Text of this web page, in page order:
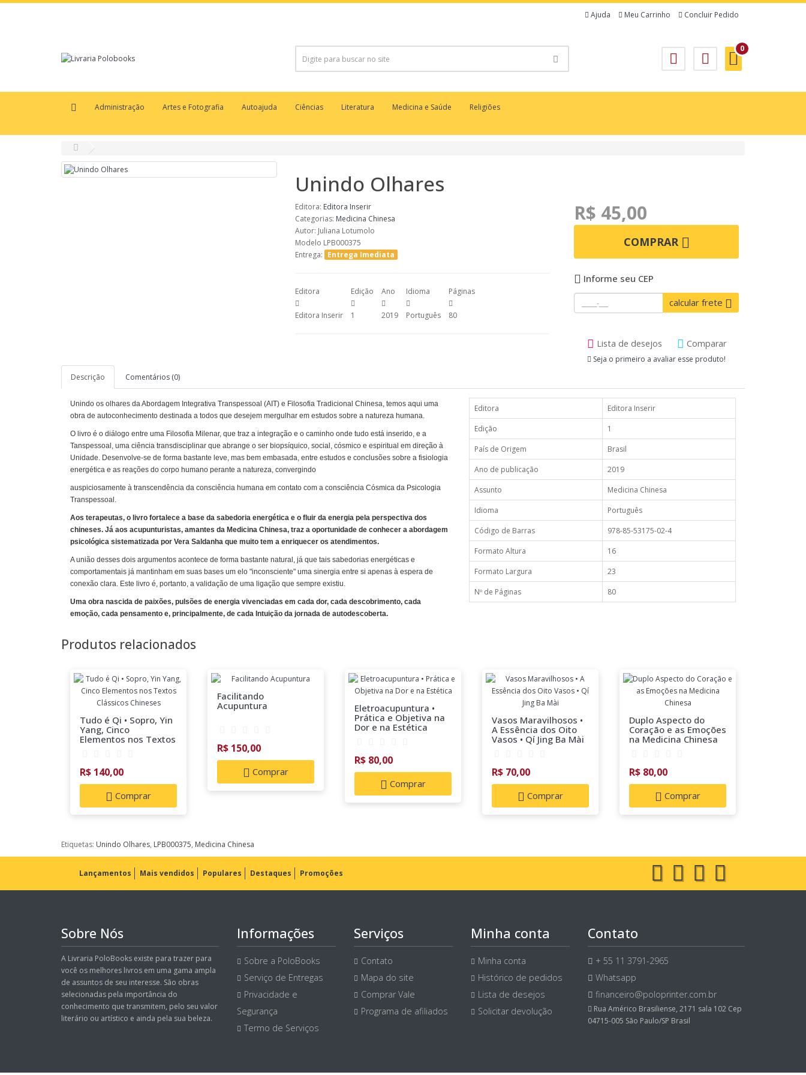
Ajuda Meu Carrinho Concluir Pedido
0
Administração Artes e Fotografia Autoajuda Ciências Literatura Medicina e Saúde Religiões
Unindo Olhares
Editora: Editora Inserir
Categorias: Medicina Chinesa
Autor: Juliana Lotumolo
Modelo LPB000375
Entrega: Entrega Imediata
Editora
Editora Inserir
Edição
1
Ano
2019
Idioma
Português
Páginas
80
R$ 45,00
COMPRAR
Informe seu CEP
calcular frete
Lista de desejos Comparar
Seja o primeiro a avaliar esse produto!
Descrição
Comentários (0)
Unindo os olhares da Abordagem Integrativa Transpessoal (AIT) e Filosofia Tradicional Chinesa, temos aqui uma
obra de autoconhecimento destinada a todos que desejem mergulhar em estudos sobre a natureza humana.
O livro é o diálogo entre uma Filosofia Milenar, que traz a integração e o caminho onde tudo está inserido, e a
Tanspessoal, uma ciência transdisciplinar que abrange o ser biopsíquico, social, cósmico e espiritual em direção à
Unidade. Desenvolve-se de forma bastante leve, mas bem embasada, entre estudos e conclusões sobre a fisiologia
energética e as reações do corpo humano perante a natureza, convergindo
auspiciosamente à transcendência da consciência humana em contato com a consciência Cósmica da Psicologia
Transpessoal.
Aos terapeutas, o livro fortalece a base da sabedoria energética e o fluir da energia pela perspectiva dos
chineses. Já aos acupunturistas, amantes da Medicina Chinesa, traz a oportunidade de conhecer a abordagem
psicológica sistematizada por Vera Saldanha que muito tem a enriquecer os atendimentos.
A união desses dois argumentos acontece de forma bastante natural, já que tais sabedorias energéticas e
comportamentais já mantinham em suas bases um elo "inconsciente" uma sinergia entre si apenas à espera de
conexão clara. Este livro é, portanto, a validação de uma ligação que sempre existiu.
Uma obra nascida de paixões, pulsões de energia vivenciadas em cada dor, cada descobrimento, cada
emoção, cada pensamento e, principalmente, de cada Intuição da jornada de autodescoberta.
Editora
Editora Inserir
Edição
1
País de Origem
Brasil
Ano de publicação
2019
Assunto
Medicina Chinesa
Idioma
Português
Código de Barras
978-85-53175-02-4
Formato Altura
16
Formato Largura
23
Nº de Páginas
80
Produtos relacionados
Tudo é Qi • Sopro, Yin
Yang, Cinco
Elementos nos Textos
R$ 140,00
Comprar
Facilitando
Acupuntura
R$ 150,00
Comprar
Eletroacupuntura •
Prática e Objetiva na
Dor e na Estética
R$ 80,00
Comprar
Vasos Maravilhosos •
A Essência dos Oito
Vasos • Qí Jing Ba Mài
R$ 70,00
Comprar
Duplo Aspecto do
Coração e as Emoções
na Medicina Chinesa
R$ 80,00
Comprar
Etiquetas: Unindo Olhares, LPB000375, Medicina Chinesa
Lançamentos Mais vendidos Populares Destaques Promoções
Sobre Nós
A Livraria PoloBooks existe para trazer para
você os melhores livros em uma gama ampla
de assuntos de seu interesse. São obras
selecionadas pela importância do
conhecimento que transmitem, pelo seu valor
literário ou artístico e ainda pela sua beleza.
Informações
Sobre a PoloBooks
Serviço de Entregas
Privacidade e
Segurança
Termo de Serviços
Serviços
Contato
Mapa do site
Comprar Vale
Programa de afiliados
Minha conta
Minha conta
Histórico de pedidos
Lista de desejos
Solicitar devolução
Contato
+ 55 11 3791-2965
Whatsapp
financeiro@poloprinter.com.br
Rua Américo Brasiliense, 2171 sala 102 Cep
04715-005 São Paulo/SP Brasil